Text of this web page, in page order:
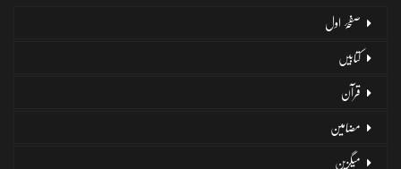
صفحۂ اول
کتابیں
قرآن
مضامین
میگزین